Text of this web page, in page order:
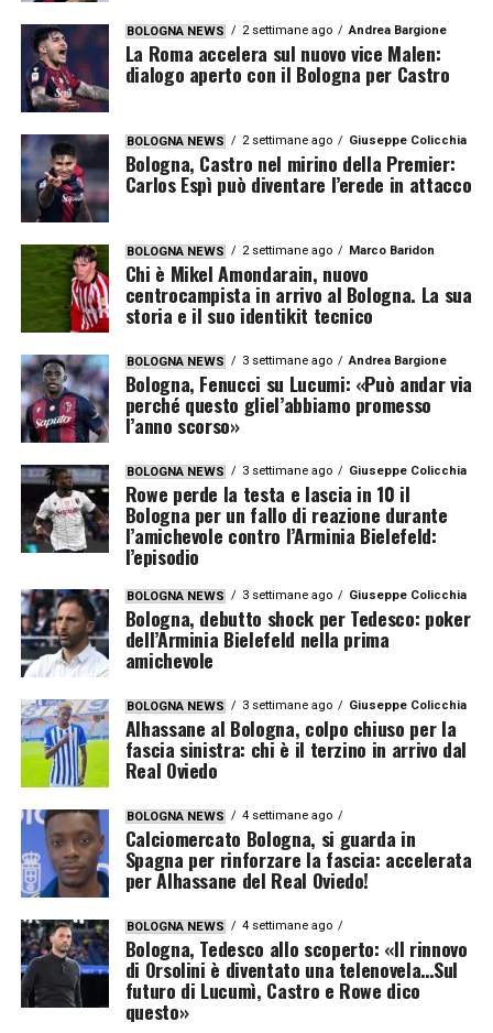
BOLOGNA NEWS 2 settimane ago Andrea Bargione
La Roma accelera sul nuovo vice Malen:
dialogo aperto con il Bologna per Castro
BOLOGNA NEWS 2 settimane ago Giuseppe Colicchia
Bologna, Castro nel mirino della Premier:
Carlos Espì può diventare l’erede in attacco
BOLOGNA NEWS 2 settimane ago Marco Baridon
Chi è Mikel Amondarain, nuovo
centrocampista in arrivo al Bologna. La sua
storia e il suo identikit tecnico
BOLOGNA NEWS 3 settimane ago Andrea Bargione
Bologna, Fenucci su Lucumi: «Può andar via
perché questo gliel’abbiamo promesso
l’anno scorso»
BOLOGNA NEWS 3 settimane ago Giuseppe Colicchia
Rowe perde la testa e lascia in 10 il
Bologna per un fallo di reazione durante
l’amichevole contro l’Arminia Bielefeld:
l’episodio
BOLOGNA NEWS 3 settimane ago Giuseppe Colicchia
Bologna, debutto shock per Tedesco: poker
dell’Arminia Bielefeld nella prima
amichevole
BOLOGNA NEWS 3 settimane ago Giuseppe Colicchia
Alhassane al Bologna, colpo chiuso per la
fascia sinistra: chi è il terzino in arrivo dal
Real Oviedo
BOLOGNA NEWS 4 settimane ago
Calciomercato Bologna, si guarda in
Spagna per rinforzare la fascia: accelerata
per Alhassane del Real Oviedo!
BOLOGNA NEWS 4 settimane ago
Bologna, Tedesco allo scoperto: «Il rinnovo
di Orsolini è diventato una telenovela…Sul
futuro di Lucumì, Castro e Rowe dico
questo»